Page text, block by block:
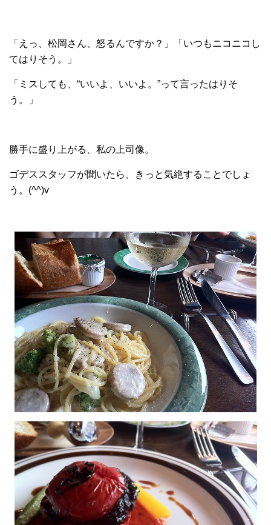
「えっ、松岡さん、怒るんですか？」「いつもニコニコし
てはりそう。」
「ミスしても、“いいよ、いいよ。”って言ったはりそ
う。」
勝手に盛り上がる、私の上司像。
ゴデススタッフが聞いたら、きっと気絶することでしょ
う。(^^)v